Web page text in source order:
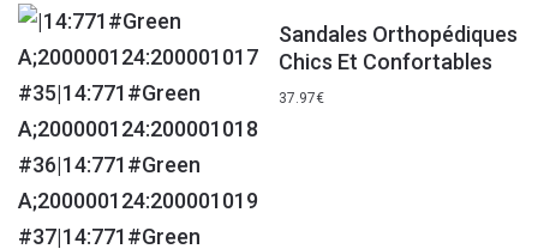
Sandales Orthopédiques
Chics Et Confortables
37.97€